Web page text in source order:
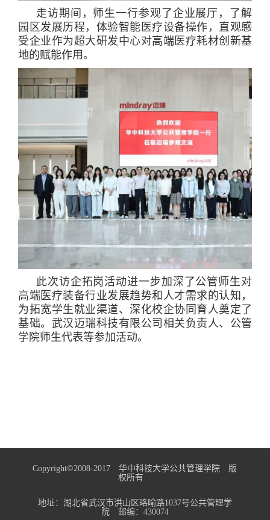
走访期间，师生一行参观了企业展厅，了解
园区发展历程，体验智能医疗设备操作，直观感
受企业作为超大研发中心对高端医疗耗材创新基
地的赋能作用。
此次访企拓岗活动进一步加深了公管师生对
高端医疗装备行业发展趋势和人才需求的认知，
为拓宽学生就业渠道、深化校企协同育人奠定了
基础。武汉迈瑞科技有限公司相关负责人、公管
学院师生代表等参加活动。
Copyright©2008-2017 华中科技大学公共管理学院 版
权所有
地址：湖北省武汉市洪山区珞喻路1037号公共管理学
院 邮编：430074